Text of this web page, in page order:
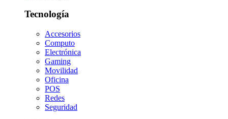
Tecnología
Accesorios
Computo
Electrónica
Gaming
Movilidad
Oficina
POS
Redes
Seguridad